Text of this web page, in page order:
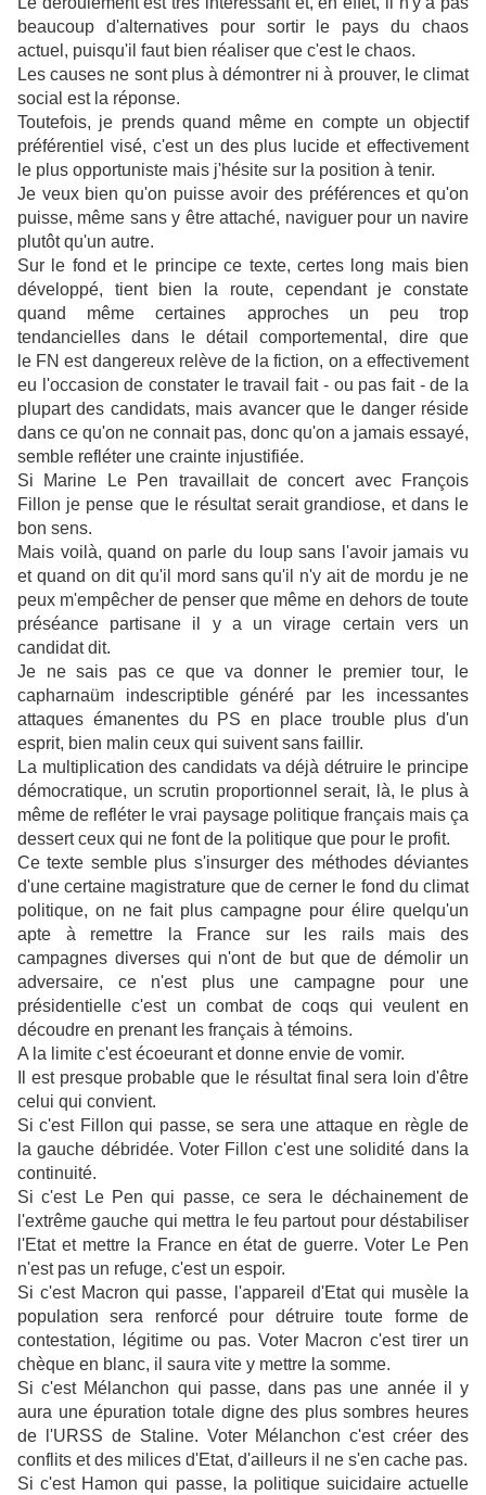
beaucoup d'alternatives pour sortir le pays du chaos
actuel, puisqu'il faut bien réaliser que c'est le chaos.
Les causes ne sont plus à démontrer ni à prouver, le climat
social est la réponse.
Toutefois, je prends quand même en compte un objectif
préférentiel visé, c'est un des plus lucide et effectivement
le plus opportuniste mais j'hésite sur la position à tenir.
Je veux bien qu'on puisse avoir des préférences et qu'on
puisse, même sans y être attaché, naviguer pour un navire
plutôt qu'un autre.
Sur le fond et le principe ce texte, certes long mais bien
développé, tient bien la route, cependant je constate
quand même certaines approches un peu trop
tendancielles dans le détail comportemental, dire que
le FN est dangereux relève de la fiction, on a effectivement
eu l'occasion de constater le travail fait - ou pas fait - de la
plupart des candidats, mais avancer que le danger réside
dans ce qu'on ne connait pas, donc qu'on a jamais essayé,
semble refléter une crainte injustifiée.
Si Marine Le Pen travaillait de concert avec François
Fillon je pense que le résultat serait grandiose, et dans le
bon sens.
Mais voilà, quand on parle du loup sans l'avoir jamais vu
et quand on dit qu'il mord sans qu'il n'y ait de mordu je ne
peux m'empêcher de penser que même en dehors de toute
préséance partisane il y a un virage certain vers un
candidat dit.
Je ne sais pas ce que va donner le premier tour, le
capharnaüm indescriptible généré par les incessantes
attaques émanentes du PS en place trouble plus d'un
esprit, bien malin ceux qui suivent sans faillir.
La multiplication des candidats va déjà détruire le principe
démocratique, un scrutin proportionnel serait, là, le plus à
même de refléter le vrai paysage politique français mais ça
dessert ceux qui ne font de la politique que pour le profit.
Ce texte semble plus s'insurger des méthodes déviantes
d'une certaine magistrature que de cerner le fond du climat
politique, on ne fait plus campagne pour élire quelqu'un
apte à remettre la France sur les rails mais des
campagnes diverses qui n'ont de but que de démolir un
adversaire, ce n'est plus une campagne pour une
présidentielle c'est un combat de coqs qui veulent en
découdre en prenant les français à témoins.
A la limite c'est écoeurant et donne envie de vomir.
Il est presque probable que le résultat final sera loin d'être
celui qui convient.
Si c'est Fillon qui passe, se sera une attaque en règle de
la gauche débridée. Voter Fillon c'est une solidité dans la
continuité.
Si c'est Le Pen qui passe, ce sera le déchainement de
l'extrême gauche qui mettra le feu partout pour déstabiliser
l'Etat et mettre la France en état de guerre. Voter Le Pen
n'est pas un refuge, c'est un espoir.
Si c'est Macron qui passe, l'appareil d'Etat qui musèle la
population sera renforcé pour détruire toute forme de
contestation, légitime ou pas. Voter Macron c'est tirer un
chèque en blanc, il saura vite y mettre la somme.
Si c'est Mélanchon qui passe, dans pas une année il y
aura une épuration totale digne des plus sombres heures
de l'URSS de Staline. Voter Mélanchon c'est créer des
conflits et des milices d'Etat, d'ailleurs il ne s'en cache pas.
Si c'est Hamon qui passe, la politique suicidaire actuelle